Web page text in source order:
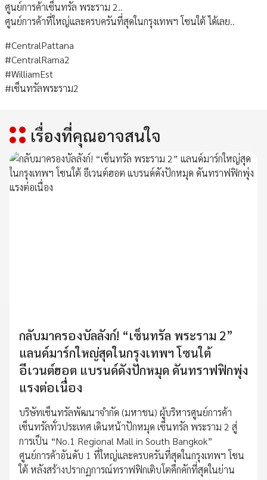
ศูนย์การค้าเซ็นทรัล พระราม 2..
ศูนย์การค้าที่ใหญ่และครบครันที่สุดในกรุงเทพฯ โซนใต้ ได้เลย..
#CentralPattana
#CentralRama2
#WilliamEst
#เซ็นทรัลพระราม2
เรื่องที่คุณอาจสนใจ
กลับมาครองบัลลังก์! “เซ็นทรัล พระราม 2”
แลนด์มาร์กใหญ่สุดในกรุงเทพฯ โซนใต้
อีเวนต์ฮอต แบรนด์ดังปักหมุด ดันทราฟฟิกพุ่ง
แรงต่อเนื่อง
บริษัทเซ็นทรัลพัฒนาจำกัด (มหาชน) ผู้บริหารศูนย์การค้า
เซ็นทรัลทั่วประเทศ เดินหน้าปักหมุด เซ็นทรัล พระราม 2 สู่
การเป็น “No.1 Regional Mall in South Bangkok”
ศูนย์การค้าอันดับ 1 ที่ใหญ่และครบครันที่สุดในกรุงเทพฯ โซน
ใต้ หลังสร้างปรากฏการณ์ทราฟฟิกเติบโตคึกคักที่สุดในย่าน